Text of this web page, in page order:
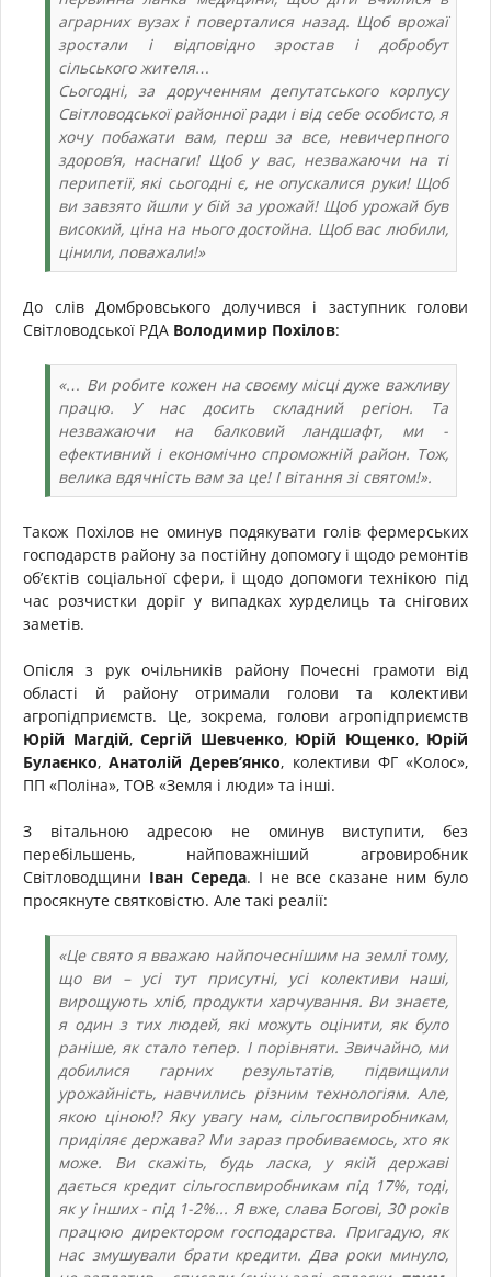
аграрних вузах і поверталися назад. Щоб врожаї
зростали і відповідно зростав і добробут
сільського жителя…
Сьогодні, за дорученням депутатського корпусу
Світловодської районної ради і від себе особисто, я
хочу побажати вам, перш за все, невичерпного
здоров’я, наснаги! Щоб у вас, незважаючи на ті
перипетії, які сьогодні є, не опускалися руки! Щоб
ви завзято йшли у бій за урожай! Щоб урожай був
високий, ціна на нього достойна. Щоб вас любили,
цінили, поважали!»
До слів Домбровського долучився і заступник голови
Світловодської РДА Володимир Похілов:
«… Ви робите кожен на своєму місці дуже важливу
працю. У нас досить складний регіон. Та
незважаючи на балковий ландшафт, ми -
ефективний і економічно спроможній район. Тож,
велика вдячність вам за це! І вітання зі святом!».
Також Похілов не оминув подякувати голів фермерських
господарств району за постійну допомогу і щодо ремонтів
об’єктів соціальної сфери, і щодо допомоги технікою під
час розчистки доріг у випадках хурделиць та снігових
заметів.
Опісля з рук очільників району Почесні грамоти від
області й району отримали голови та колективи
агропідприємств. Це, зокрема, голови агропідприємств
Юрій Магдій, Сергій Шевченко, Юрій Ющенко, Юрій
Булаєнко,Анатолій Дерев’янко, колективи ФГ «Колос»,
ПП «Поліна», ТОВ «Земля і люди» та інші.
З вітальною адресою не оминув виступити, без
перебільшень, найповажніший агровиробник
Світловодщини Іван Середа. І не все сказане ним було
просякнуте святковістю. Але такі реалії:
«Це свято я вважаю найпочеснішим на землі тому,
що ви – усі тут присутні, усі колективи наші,
вирощують хліб, продукти харчування. Ви знаєте,
я один з тих людей, які можуть оцінити, як було
раніше, як стало тепер. І порівняти. Звичайно, ми
добилися гарних результатів, підвищили
урожайність, навчились різним технологіям. Але,
якою ціною!? Яку увагу нам, сільгоспвиробникам,
приділяє держава? Ми зараз пробиваємось, хто як
може. Ви скажіть, будь ласка, у якій державі
дається кредит сільгоспвиробникам під 17%, тоді,
як у інших - під 1-2%... Я вже, слава Богові, 30 років
працюю директором господарства. Пригадую, як
нас змушували брати кредити. Два роки минуло,